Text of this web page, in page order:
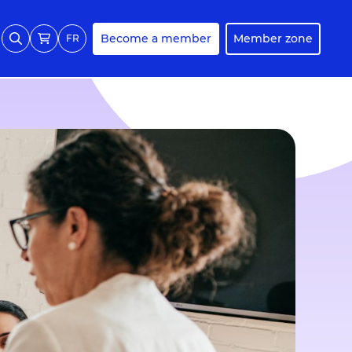
FR Become a member Member zone